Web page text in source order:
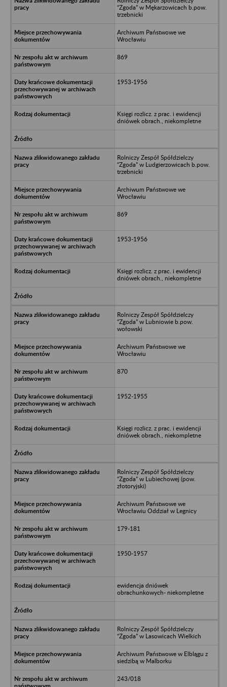
“Zgoda” w Mękarzowicach b.pow.
trzebnicki
Archiwum Państwowe we
Wrocławiu
869
1953-1956
Księgi rozlicz. z prac. i ewidencji
dniówek obrach., niekompletne
Rolniczy Zespół Spółdzielczy
“Zgoda” w Ludgierzowicach b.pow.
trzebnicki
Archiwum Państwowe we
Wrocławiu
869
1953-1956
Księgi rozlicz. z prac. i ewidencji
dniówek obrach., niekompletne
Rolniczy Zespół Spółdzielczy
“Zgoda” w Lubniowie b.pow.
wołowski
Archiwum Państwowe we
Wrocławiu
870
1952-1955
Księgi rozlicz. z prac. i ewidencji
dniówek obrach., niekompletne
Rolniczy Zespół Spółdzielczy
“Zgoda” w Lubiechowej (pow.
złotoryjski)
Archiwum Państwowe we
Wrocławiu Oddział w Legnicy
179-181
1950-1957
ewidencja dniówek
obrachunkowych- niekompletne
Rolniczy Zespół Spółdzielczy
“Zgoda” w Lasowicach Wielkich
Archiwum Państwowe w Elblągu z
siedzibą w Malborku
243/018